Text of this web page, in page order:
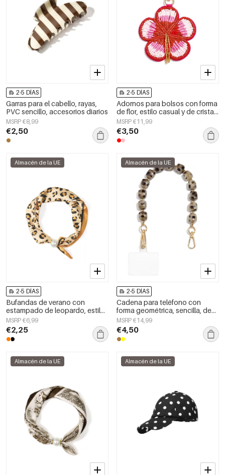
2-5 DÍAS
Garras para el cabello, rayas,
PVC sencillo, accesorios diarios
MSRP €8,99
€2,50
2-5 DÍAS
Adornos para bolsos con forma
de flor, estilo casual y de cristal,
accesorios diarios.
MSRP €11,99
€3,50
Almacén de la UE
2-5 DÍAS
Bufandas de verano con
estampado de leopardo, estilo
casual, de poliéster, accesorios
para el día a día.
MSRP €6,99
€2,25
Almacén de la UE
2-5 DÍAS
Cadena para teléfono con
forma geométrica, sencilla, de
acrílico, accesorio de uso
diario.
MSRP €14,99
€4,50
Almacén de la UE Almacén de la UE